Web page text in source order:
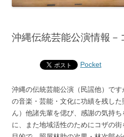
沖縄伝統芸能公演情報－
Pocket
沖縄の伝統芸能公演（民謡他）で
の音楽・芸能・文化に功績を残し
ん）他諸先輩を偲び、感謝の気持
に、また地域活性のためにコザの